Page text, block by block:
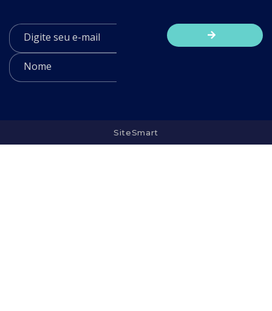
SiteSmart